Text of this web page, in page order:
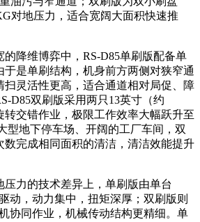
对地压力，适合宽阔大面积快速推
降维博弈中，RS-D85单刷版配备单
于是单刷结构，机身前方两侧对狭窄通
扫灵活性更高，适合通道相对局促、障
D85双刷版采用两只13英寸（约
转交错作业，极限工作效率大幅跃升至
型地下停车场、开阔的工厂车间，双
数完成相同面积的清洁，清洁效能提升
力的技术差异上，单刷版由单台
动，动力集中，扭矩深厚；双刷版则
协同作业，机械传动结构更精细。单